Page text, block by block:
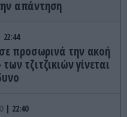
απάντηση
22:44
προσωρινά την ακοή
τζιτζικιών γίνεται
22:40